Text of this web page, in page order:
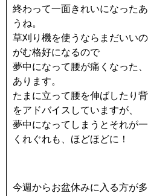
終わって一面きれいになった
うね。
草刈り機を使うならまだいい
がむ格好になるので
夢中になって腰が痛くなった
あります。
たまに立って腰を伸ばしたり
をアドバイスしていますが、
夢中になってしまうとそれが
くれぐれも、ほどほどに！
今週からお盆休みに入る方が多